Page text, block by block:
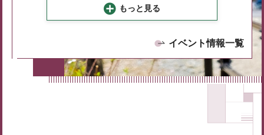
もっと見る
イベント情報一覧